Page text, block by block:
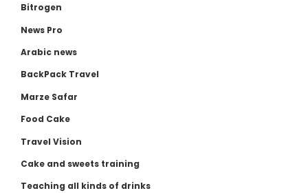
Bitrogen
News Pro
Arabic news
BackPack Travel
Marze Safar
Food Cake
Travel Vision
Cake and sweets training
Teaching all kinds of drinks